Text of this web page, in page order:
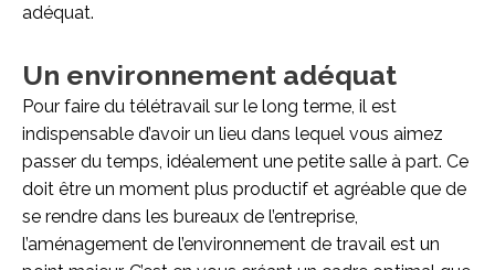
adéquat.
Un environnement adéquat
Pour faire du télétravail sur le long terme, il est
indispensable d’avoir un lieu dans lequel vous aimez
passer du temps, idéalement une petite salle à part. Ce
doit être un moment plus productif et agréable que de
se rendre dans les bureaux de l’entreprise,
l’aménagement de l’environnement de travail est un